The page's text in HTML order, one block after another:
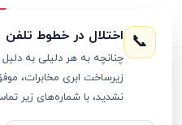
آل این وان اپل
📞 اختلال در خطوط تلفن
چنانچه به هر دلیلی به
زیرساخت ابری مخابرات،
نشدید، با شماره‌های زیر